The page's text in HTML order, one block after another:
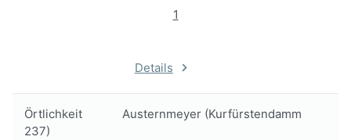
1
Details
Örtlichkeit
Austernmeyer (Kurfürstendamm
237)